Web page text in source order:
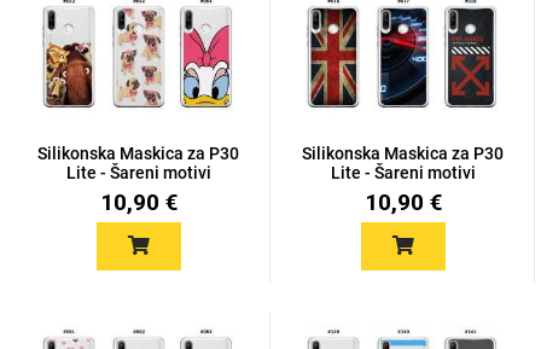
Silikonska Maskica za P30
Lite - Šareni motivi
10,90 €
Silikonska Maskica za P30
Lite - Šareni motivi
10,90 €